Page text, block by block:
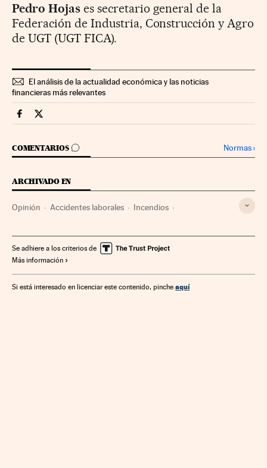
Pedro Hojases secretario general de la
Federación de Industria, Construcción y Agro
de UGT (UGT FICA).
El análisis de la actualidad económica y las noticias
financieras más relevantes
Companias Cinco Días en Facebook
Companias Cinco Días en Twitter
COMENTARIOS
IR A LOS COMENTARIOS Normas›
ARCHIVADO EN
Opinión Accidentes laborales Incendios
Seguridad laboral Sucesos Condiciones trabajo
Administración Estado Economía Trabajo
Se adhiere a los criterios de
Más información
Si está interesado en licenciar este contenido, pinche aquí